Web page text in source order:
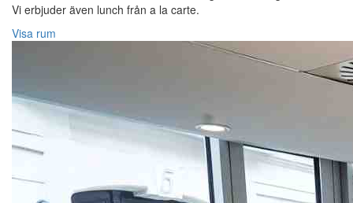
Vi erbjuder även lunch från a la carte.
Visa rum